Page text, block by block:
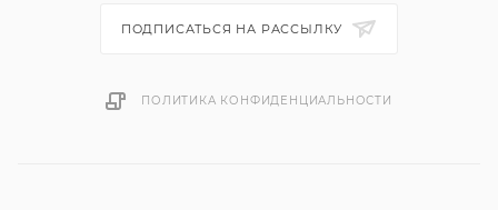
ПОДПИСАТЬСЯ НА РАССЫЛКУ
ПОЛИТИКА КОНФИДЕНЦИАЛЬНОСТИ